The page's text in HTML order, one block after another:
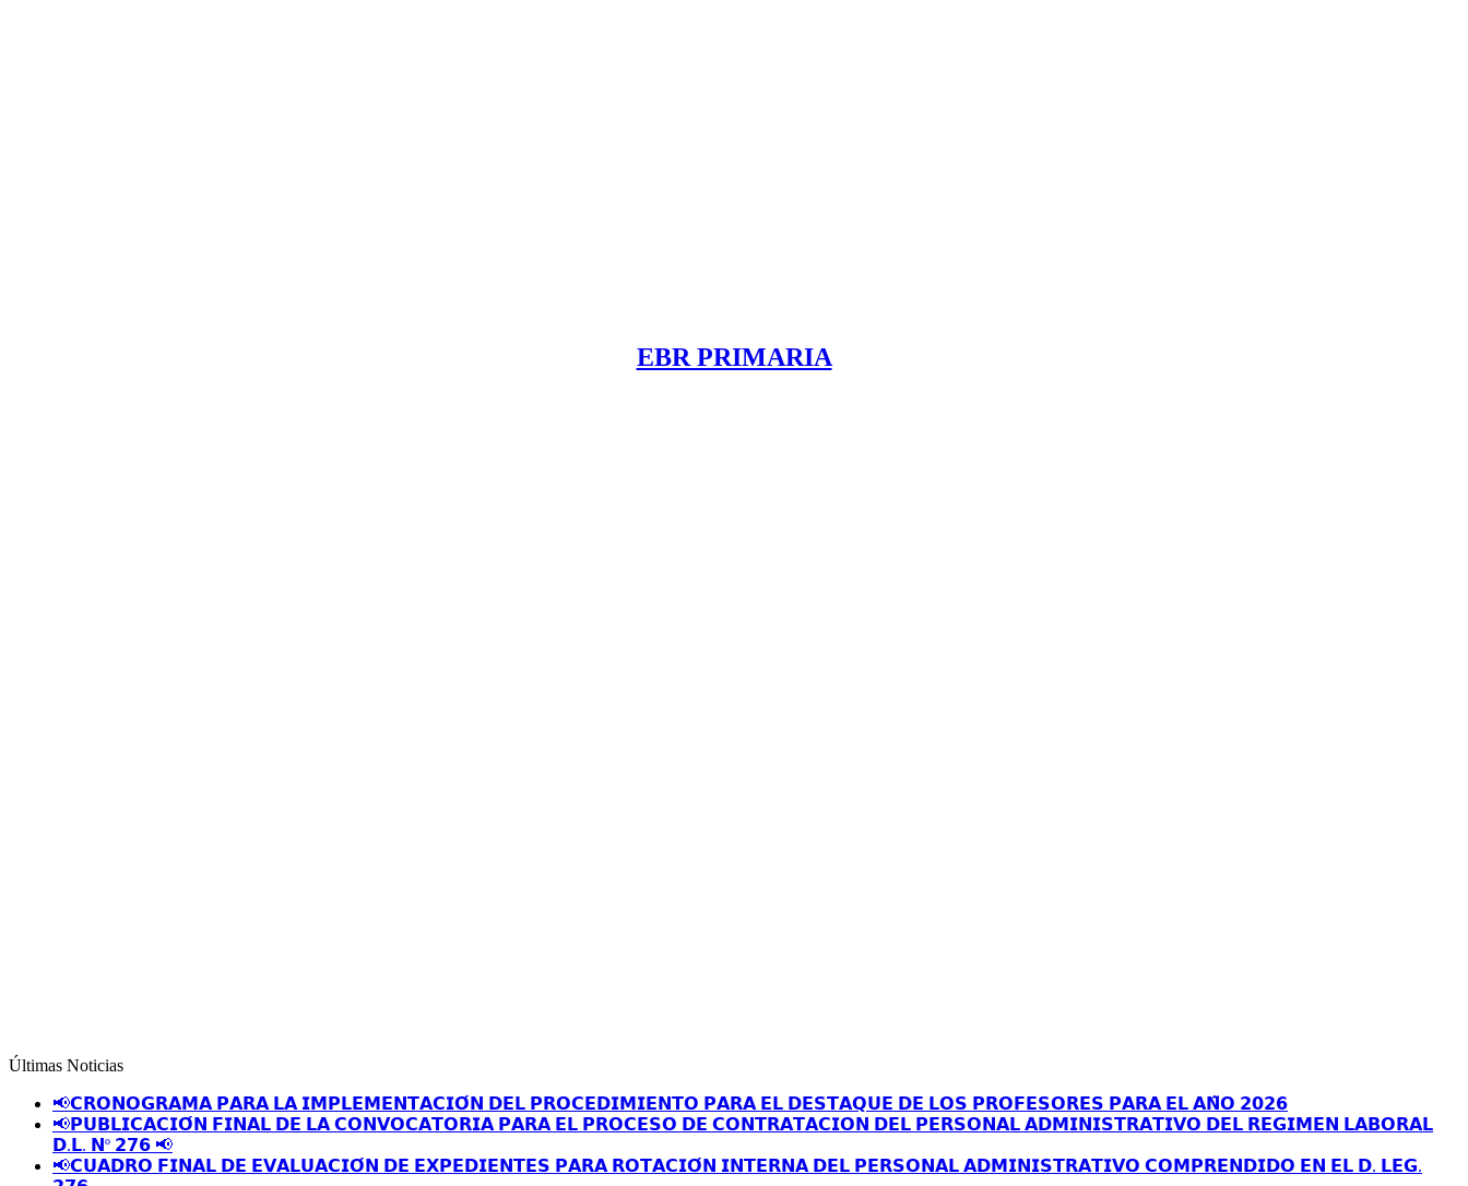
EBR PRIMARIA
Últimas Noticias
📢𝗖𝗥𝗢𝗡𝗢𝗚𝗥𝗔𝗠𝗔 𝗣𝗔𝗥𝗔 𝗟𝗔 𝗜𝗠𝗣𝗟𝗘𝗠𝗘𝗡𝗧𝗔𝗖𝗜𝗢́𝗡 𝗗𝗘𝗟 𝗣𝗥𝗢𝗖𝗘𝗗𝗜𝗠𝗜𝗘𝗡𝗧𝗢 𝗣𝗔𝗥𝗔 𝗘𝗟 𝗗𝗘𝗦𝗧𝗔𝗤𝗨𝗘 𝗗𝗘 𝗟𝗢𝗦 𝗣𝗥𝗢𝗙𝗘𝗦𝗢𝗥𝗘𝗦 𝗣𝗔𝗥𝗔 𝗘𝗟 𝗔𝗡̃𝗢 𝟮𝟬𝟮𝟲
📢𝗣𝗨𝗕𝗟𝗜𝗖𝗔𝗖𝗜𝗢́𝗡 𝗙𝗜𝗡𝗔𝗟 𝗗𝗘 𝗟𝗔 𝗖𝗢𝗡𝗩𝗢𝗖𝗔𝗧𝗢𝗥𝗜𝗔 𝗣𝗔𝗥𝗔 𝗘𝗟 𝗣𝗥𝗢𝗖𝗘𝗦𝗢 𝗗𝗘 𝗖𝗢𝗡𝗧𝗥𝗔𝗧𝗔𝗖𝗜𝗢𝗡 𝗗𝗘𝗟 𝗣𝗘𝗥𝗦𝗢𝗡𝗔𝗟 𝗔𝗗𝗠𝗜𝗡𝗜𝗦𝗧𝗥𝗔𝗧𝗜𝗩𝗢 𝗗𝗘𝗟 𝗥𝗘𝗚𝗜𝗠𝗘𝗡 𝗟𝗔𝗕𝗢𝗥𝗔𝗟
𝗗.𝗟. 𝗡º 𝟮𝟳𝟲 📢
📢𝗖𝗨𝗔𝗗𝗥𝗢 𝗙𝗜𝗡𝗔𝗟 𝗗𝗘 𝗘𝗩𝗔𝗟𝗨𝗔𝗖𝗜𝗢́𝗡 𝗗𝗘 𝗘𝗫𝗣𝗘𝗗𝗜𝗘𝗡𝗧𝗘𝗦 𝗣𝗔𝗥𝗔 𝗥𝗢𝗧𝗔𝗖𝗜𝗢́𝗡 𝗜𝗡𝗧𝗘𝗥𝗡𝗔 𝗗𝗘𝗟 𝗣𝗘𝗥𝗦𝗢𝗡𝗔𝗟 𝗔𝗗𝗠𝗜𝗡𝗜𝗦𝗧𝗥𝗔𝗧𝗜𝗩𝗢 𝗖𝗢𝗠𝗣𝗥𝗘𝗡𝗗𝗜𝗗𝗢 𝗘𝗡 𝗘𝗟 𝗗. 𝗟𝗘𝗚.